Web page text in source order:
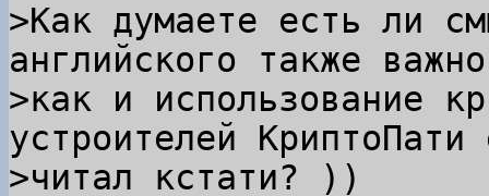
>Как думаете есть ли
английского также важно
>как и использование
устроителей КриптоПати